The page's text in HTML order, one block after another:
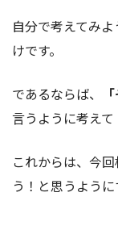
自分で考えてみ
けです。
であるならば、
言うように考えて
これからは、今
う！と思うように